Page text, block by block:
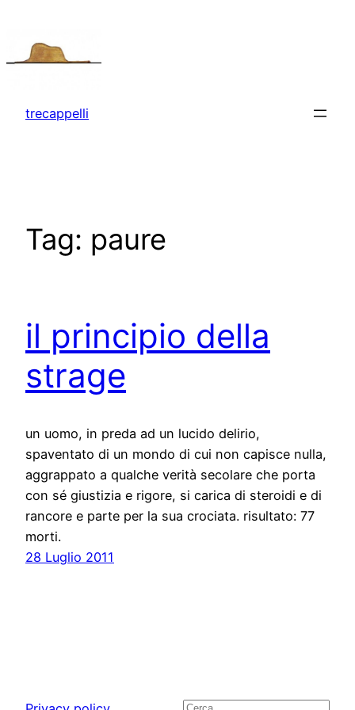
contenuto
trecappelli
Tag: paure
il principio della
strage
un uomo, in preda ad un lucido delirio,
spaventato di un mondo di cui non capisce nulla,
aggrappato a qualche verità secolare che porta
con sé giustizia e rigore, si carica di steroidi e di
rancore e parte per la sua crociata. risultato: 77
morti.
28 Luglio 2011